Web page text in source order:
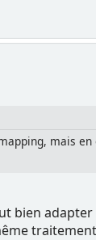
mais